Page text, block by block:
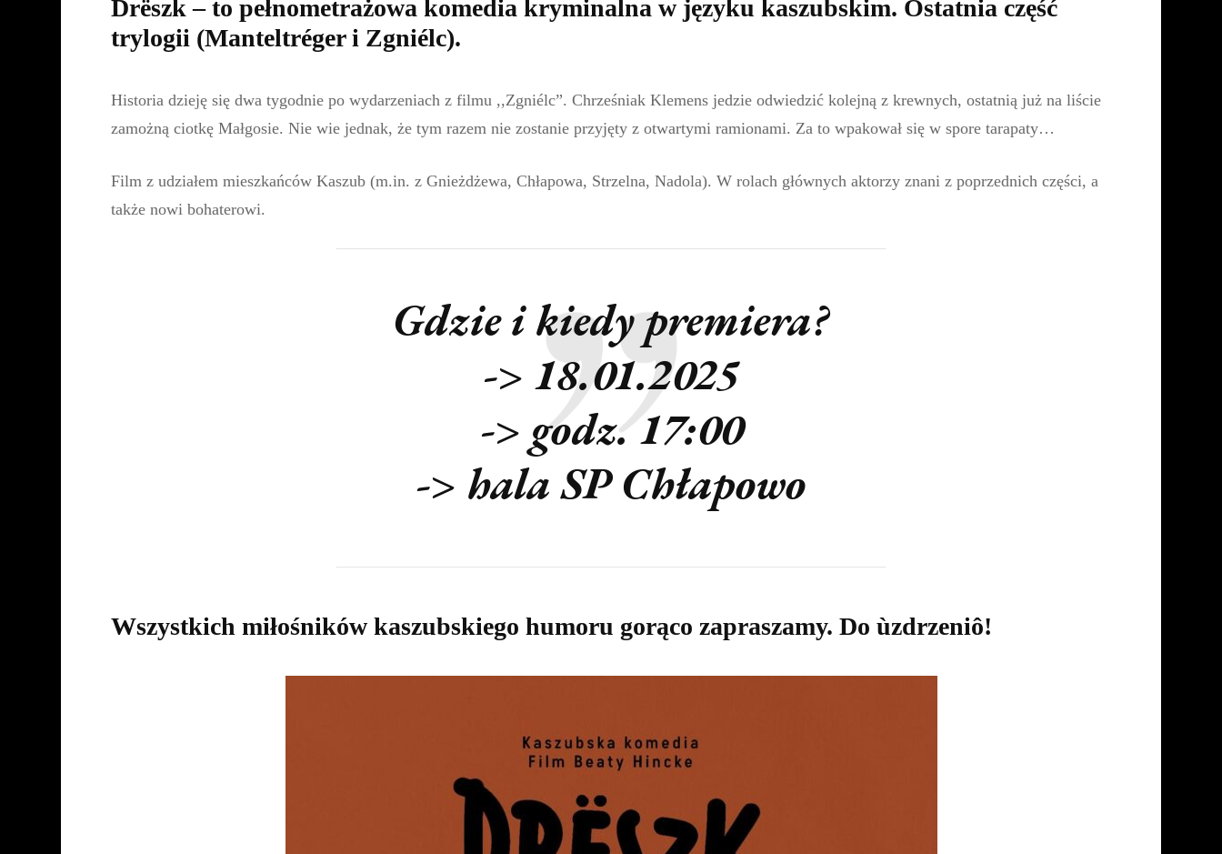
Drëszk – to pełnometrażowa komedia kryminalna w języku kaszubskim. Ostatnia część
trylogii (Manteltréger i Zgniélc).
Historia dzieję się dwa tygodnie po wydarzeniach z filmu ,,Zgniélc”. Chrześniak Klemens jedzie odwiedzić kolejną z krewnych, ostatnią już na liście
zamożną ciotkę Małgosie. Nie wie jednak, że tym razem nie zostanie przyjęty z otwartymi ramionami. Za to wpakował się w spore tarapaty…
Film z udziałem mieszkańców Kaszub (m.in. z Gnieżdżewa, Chłapowa, Strzelna, Nadola). W rolach głównych aktorzy znani z poprzednich części, a
także nowi bohaterowi.
Gdzie i kiedy premiera?
-> 18.01.2025
-> godz. 17:00
-> hala SP Chłapowo
Wszystkich miłośników kaszubskiego humoru gorąco zapraszamy. Do ùzdrzeniô!